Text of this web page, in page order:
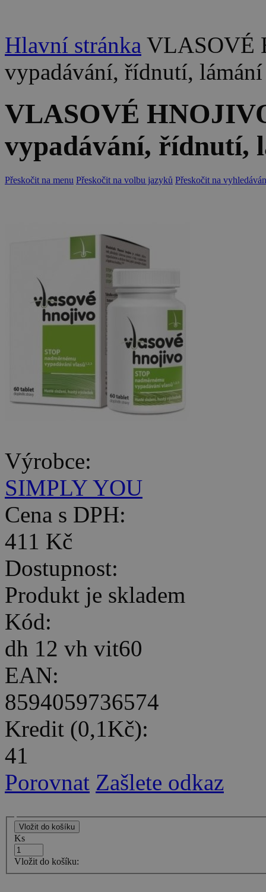
Hlavní stránka VLASOVÉ
vypadávání, řídnutí,
VLASOVÉ
vypadávání, řídnutí,
Přeskočit na menu Přeskočit na volbu jazyků Přeskočit na
Výrobce:
SIMPLY YOU
Cena s DPH:
411 Kč
Dostupnost:
Produkt je skladem
Kód:
dh 12 vh vit60
EAN:
8594059736574
Kredit (0,1Kč):
41
Porovnat Zašlete odkaz
Ks
Vložit do košíku: